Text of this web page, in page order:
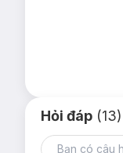
Hỏi đáp (13)